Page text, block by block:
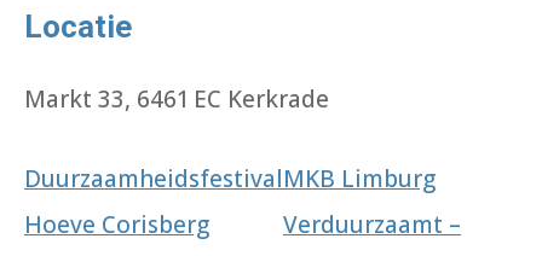
Locatie
Markt 33, 6461 EC Kerkrade
Duurzaamheidsfestival
Hoeve Corisberg
MKB Limburg
Verduurzaamt –